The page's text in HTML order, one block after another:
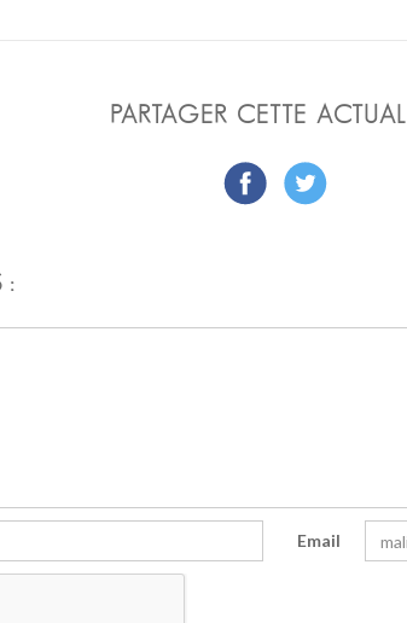
PARTAGER CETTE
:
Email